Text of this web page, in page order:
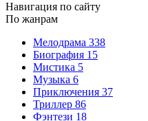
Навигация по сайту
По жанрам
Мелодрама 338
Биография 15
Мистика 5
Музыка 6
Приключения 37
Триллер 86
Фэнтези 18